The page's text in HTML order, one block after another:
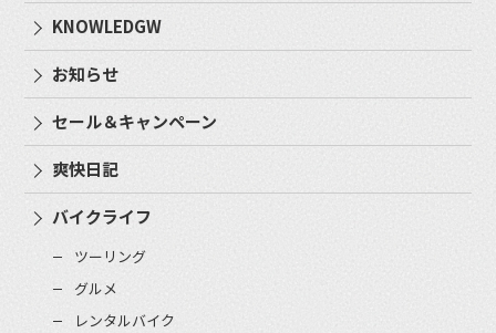
KNOWLEDGW
お知らせ
セール＆キャンペーン
爽快日記
バイクライフ
ツーリング
グルメ
レンタルバイク